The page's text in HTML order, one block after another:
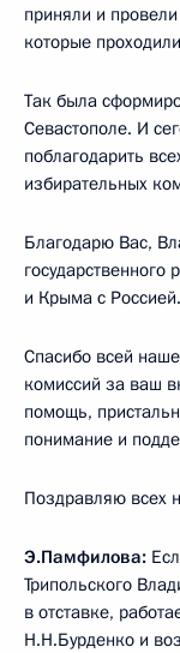
приняли и
которые
Так была
Севастополе. И
поблагодарить
избирательных
Благодарю Вас,
и Крыма с Россией.
Спасибо всей
комиссий за ваш
помощь,
понимание и
Поздравляю всех
Э.Памфилова:
Трипольского
в отставке,
Н.Н.Бурденко и